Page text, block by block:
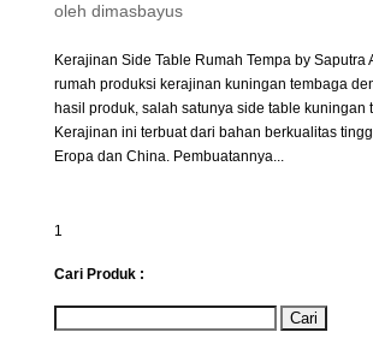
oleh dimasbayus
Kerajinan Side Table Rumah Tempa by Saputra
rumah produksi kerajinan kuningan tembaga
hasil produk, salah satunya side table kuningan
Kerajinan ini terbuat dari bahan berkualitas
Eropa dan China. Pembuatannya...
1
Cari Produk :